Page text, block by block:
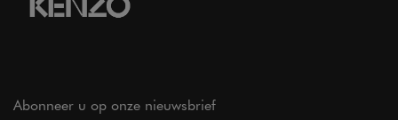
Abonneer u op onze nieuwsbrief